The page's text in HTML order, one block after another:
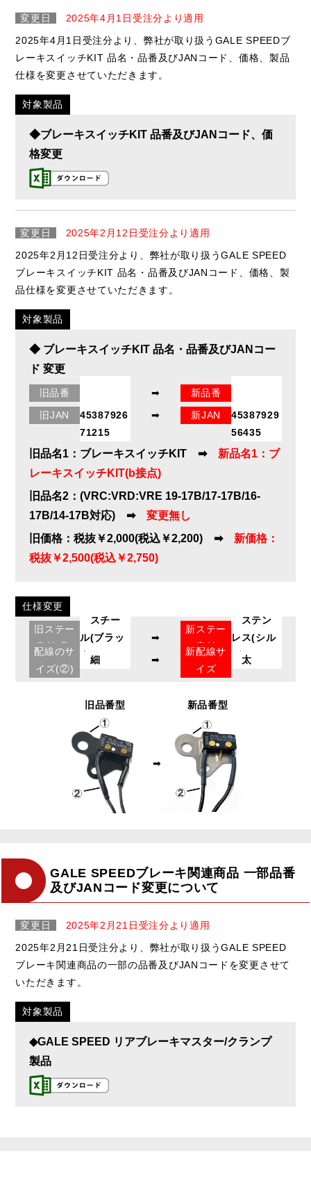
変更日
2025年4月1日受注分より適用
2025年4月1日受注分より、弊社が取り扱うGALE SPEEDブ
レーキスイッチKIT 品名・品番及びJANコード、価格、製品
仕様を変更させていただきます。
対象製品
◆ブレーキスイッチKIT 品番及びJANコード、価
格変更
変更日
2025年2月12日受注分より適用
2025年2月12日受注分より、弊社が取り扱うGALE SPEED
ブレーキスイッチKIT 品名・品番及びJANコード、価格、製
品仕様を変更させていただきます。
対象製品
◆ ブレーキスイッチKIT 品名・品番及びJANコー
ド 変更
旧品番 ➡ 新品番
29000259
旧JAN
45387926
71215
➡ 新JAN
45387929
56435
旧品名1：ブレーキスイッチKIT ➡ 新品名1：ブ
レーキスイッチKIT(b接点)
旧品名2：(VRC:VRD:VRE 19-17B/17-17B/16-
17B/14-17B対応) ➡変更無し
旧価格：税抜￥2,000(税込￥2,200) ➡ 新価格：
税抜￥2,500(税込￥2,750)
仕様変更
旧ステー
素材(①)
スチー
ル(ブラッ
ク)
➡
新ステー
素材
ステン
レス(シル
バー)
配線のサ
イズ(②)
細 ➡
新配線サ
イズ
太
旧品番型 新品番型
➡
GALE SPEEDブレーキ関連商品 一部品番
及びJANコード変更について
変更日
2025年2月21日受注分より適用
2025年2月21日受注分より、弊社が取り扱うGALE SPEED
ブレーキ関連商品の一部の品番及びJANコードを変更させて
いただきます。
対象製品
◆GALE SPEED リアブレーキマスター/クランプ
製品